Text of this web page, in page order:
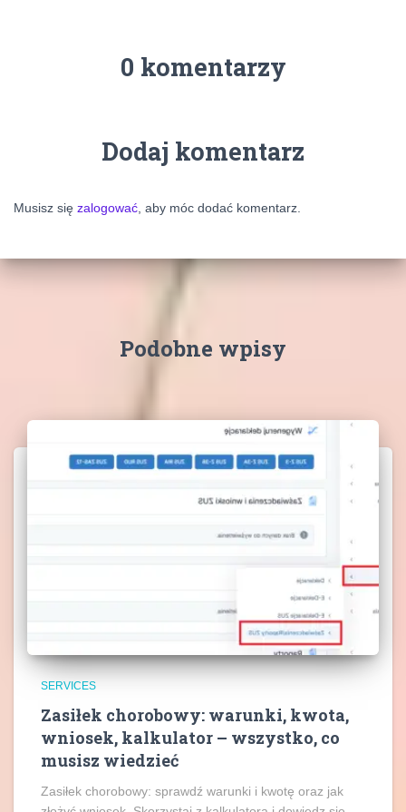
0 komentarzy
Dodaj komentarz
Musisz się zalogować , aby móc dodać komentarz.
Podobne wpisy
SERVICES
Zasiłek chorobowy: warunki, kwota,
wniosek, kalkulator – wszystko, co
musisz wiedzieć
Zasiłek chorobowy: sprawdź warunki i kwotę oraz jak